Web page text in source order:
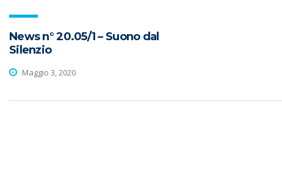
News n° 20.05/1 – Suono dal
Silenzio
Maggio 3, 2020